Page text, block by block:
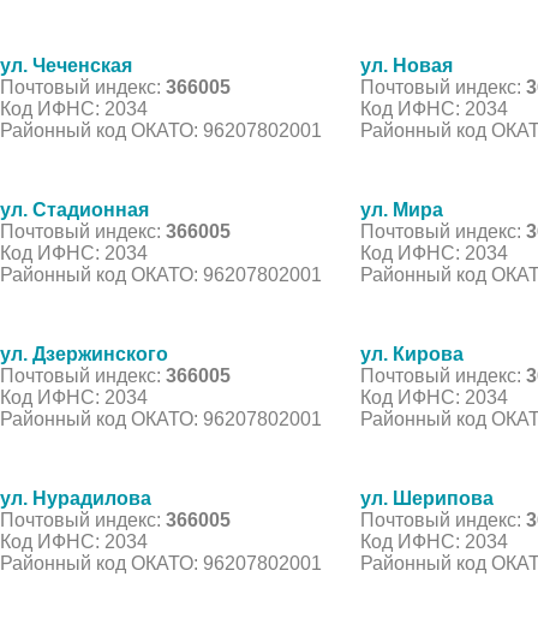
ул. Чеченская
Почтовый индекс: 366005
Код ИФНС: 2034
Районный код ОКАТО: 96207802001
ул. Новая
Почтовый индекс:
Код ИФНС: 2034
Районный код
ул. Стадионная
Почтовый индекс: 366005
Код ИФНС: 2034
Районный код ОКАТО: 96207802001
ул. Мира
Почтовый индекс:
Код ИФНС: 2034
Районный код
ул. Дзержинского
Почтовый индекс: 366005
Код ИФНС: 2034
Районный код ОКАТО: 96207802001
ул. Кирова
Почтовый индекс:
Код ИФНС: 2034
Районный код
ул. Нурадилова
Почтовый индекс: 366005
Код ИФНС: 2034
Районный код ОКАТО: 96207802001
ул. Шерипова
Почтовый индекс:
Код ИФНС: 2034
Районный код